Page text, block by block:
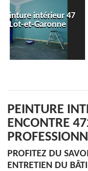
Réparation
Lot-et-
PEINTURE
ENCONTRE
PROFITEZ DU
ENTRETIEN DU